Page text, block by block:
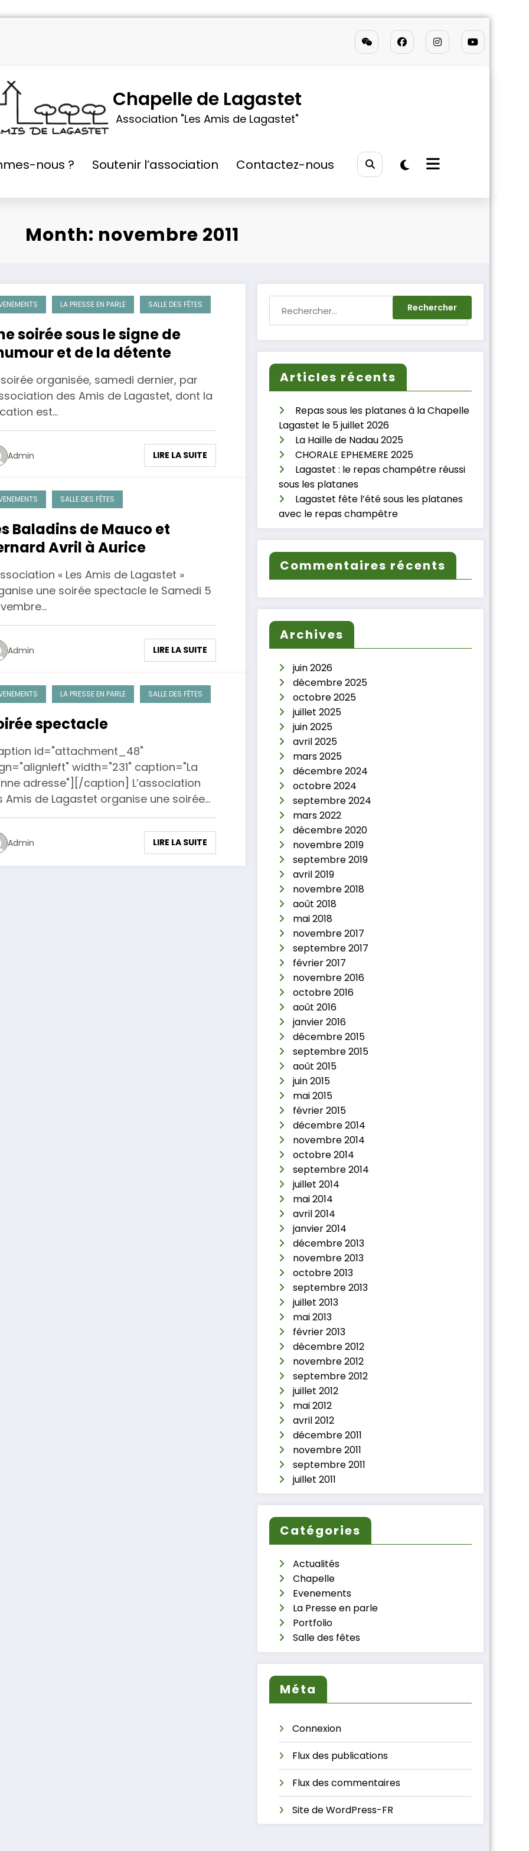
Chapelle de Lagastet
Association "Les Amis de Lagastet"
nous ? Soutenir l’association Contactez-nous
Month: novembre 2011
LA PRESSE EN PARLE SALLE DES FÊTES
soirée sous le signe de
et de la détente
soirée organisée, samedi dernier, par
des Amis de Lagastet, dont la
est…
Admin LIRE LA SUITE
SALLE DES FÊTES
Baladins de Mauco et
Avril à Aurice
« Les Amis de Lagastet »
une soirée spectacle le Samedi 5
Admin LIRE LA SUITE
LA PRESSE EN PARLE SALLE DES FÊTES
spectacle
id="attachment_48"
width="231" caption="La
adresse"][/caption] L’association
Amis de Lagastet organise une soirée…
Admin LIRE LA SUITE
Articles récents
Repas sous les platanes à la Chapelle
Lagastet le 5 juillet 2026
La Haille de Nadau 2025
CHORALE EPHEMERE 2025
Lagastet : le repas champêtre réussi
sous les platanes
Lagastet fête l’été sous les platanes
avec le repas champêtre
Commentaires récents
Archives
juin 2026
décembre 2025
octobre 2025
juillet 2025
juin 2025
avril 2025
mars 2025
décembre 2024
octobre 2024
septembre 2024
mars 2022
décembre 2020
novembre 2019
septembre 2019
avril 2019
novembre 2018
août 2018
mai 2018
novembre 2017
septembre 2017
février 2017
novembre 2016
octobre 2016
août 2016
janvier 2016
décembre 2015
septembre 2015
août 2015
juin 2015
mai 2015
février 2015
décembre 2014
novembre 2014
octobre 2014
septembre 2014
juillet 2014
mai 2014
avril 2014
janvier 2014
décembre 2013
novembre 2013
octobre 2013
septembre 2013
juillet 2013
mai 2013
février 2013
décembre 2012
novembre 2012
septembre 2012
juillet 2012
mai 2012
avril 2012
décembre 2011
novembre 2011
septembre 2011
juillet 2011
Catégories
Actualités
Chapelle
Evenements
La Presse en parle
Portfolio
Salle des fêtes
Méta
Connexion
Flux des publications
Flux des commentaires
Site de WordPress-FR